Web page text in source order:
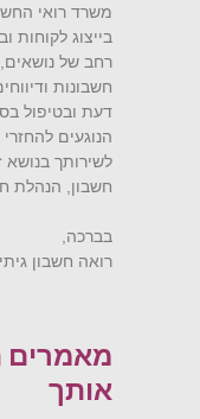
משרד רואי
בייצוג לקוחות
רחב של
חשבונות
דעת ובטיפול
הנוגעים
לשירותך בנושא
חשבון, הנהלת
בברכה,
רואה חשבון
מאמרים
אותך